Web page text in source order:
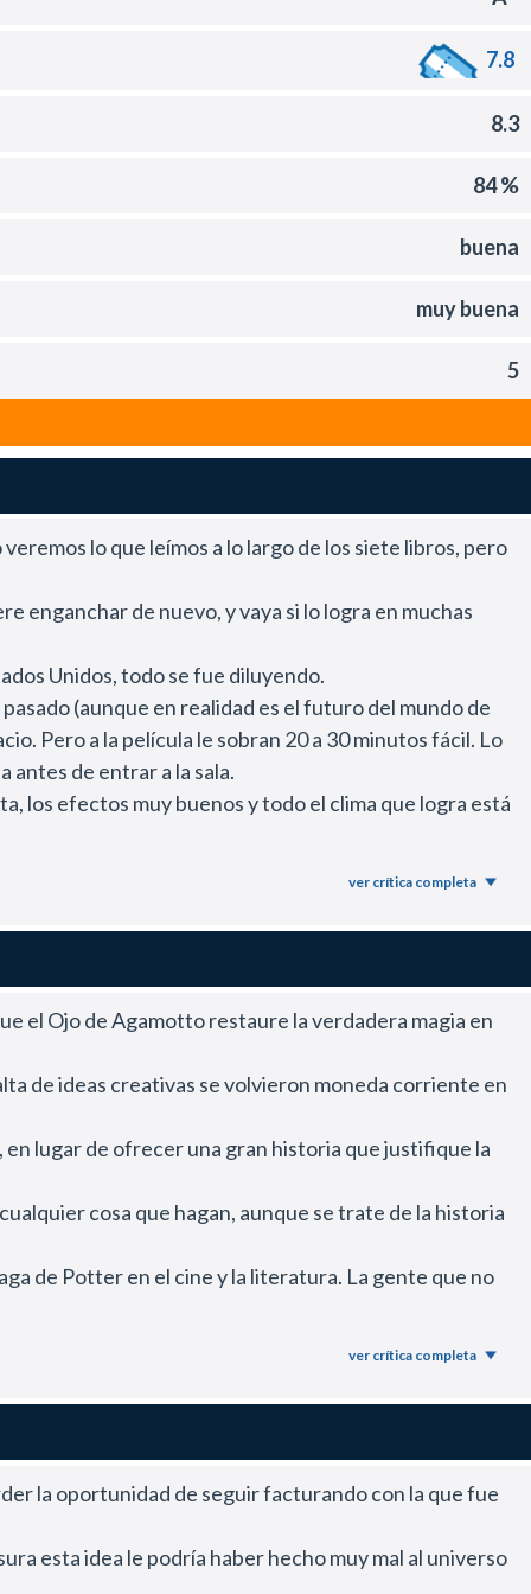
7.8
8.3
84 %
buena
muy buena
5
lo que leímos a lo largo de los siete libros, pero
enganchar de nuevo, y vaya si lo logra en muchas
Unidos, todo se fue diluyendo.
(aunque en realidad es el futuro del mundo de
Pero a la película le sobran 20 a 30 minutos fácil. Lo
antes de entrar a la sala.
los efectos muy buenos y todo el clima que logra está
ver crítica completa
el Ojo de Agamotto restaure la verdadera magia en
de ideas creativas se volvieron moneda corriente en
lugar de ofrecer una gran historia que justifique la
cosa que hagan, aunque se trate de la historia
de Potter en el cine y la literatura. La gente que no
entretenido, si bien no está a la altura de los rídículos
debilidades de la saga Potter.
de una comunidad amish que estaba recluida en
ver crítica completa
la oportunidad de seguir facturando con la que fue
esta idea le podría haber hecho muy mal al universo